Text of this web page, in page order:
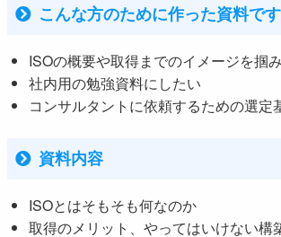
こんな方のために作った資料です
ISOの概要や取得までのイメージを掴
社内用の勉強資料にしたい
コンサルタントに依頼するための選定
資料内容
ISOとはそもそも何なのか
取得のメリット、やってはいけない構